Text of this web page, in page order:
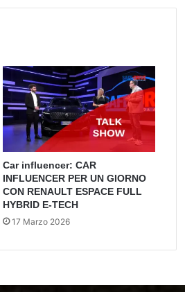
Car influencer: CAR
INFLUENCER PER UN GIORNO
CON RENAULT ESPACE FULL
HYBRID E-TECH
17 Marzo 2026